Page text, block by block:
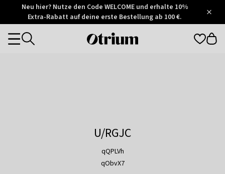
Otrium
Trustpilot
Neu hier? Nutze den Code WELCOME und erhalte 10%
Extra-Rabatt auf deine erste Bestellung ab 100 €.
Otrium
Categories
U/RGJC
qQPLVh
qObvX7